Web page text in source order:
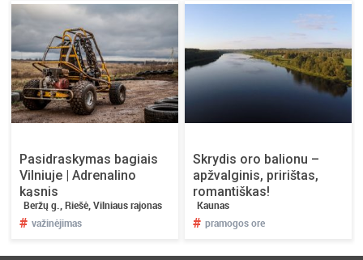
Pasidraskymas bagiais
Vilniuje | Adrenalino
kąsnis
Beržų g., Riešė, Vilniaus rajonas
# važinėjimas
Skrydis oro balionu –
apžvalginis, pririštas,
romantiškas!
Kaunas
# pramogos ore